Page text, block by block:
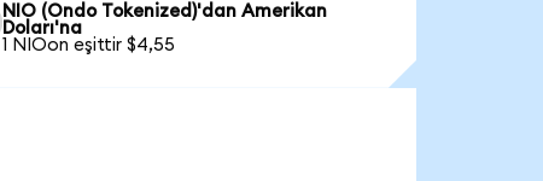
NIO (Ondo Tokenized)'dan Amerikan
Doları'na
1 NIOon eşittir $4,55